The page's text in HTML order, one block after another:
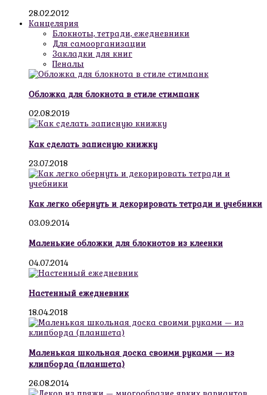
28.02.2012
Канцелярия
Блокноты, тетради, ежедневники
Для самоорганизации
Закладки для книг
Пеналы
Обложка для блокнота в стиле стимпанк
02.08.2019
Как сделать записную книжку
23.07.2018
Как легко обернуть и декорировать тетради и учебники
03.09.2014
Маленькие обложки для блокнотов из клеенки
04.07.2014
Настенный ежедневник
18.04.2018
Маленькая школьная доска своими руками — из
клипборда (планшета)
26.08.2014